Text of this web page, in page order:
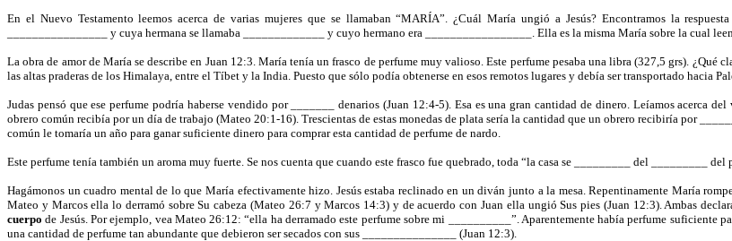
En el Nuevo Testamento leemos acerca de varias mujeres que se llamaban“MARÍA”. ¿Cuál María ungió a Jesús? Encontramos la
________________ y cuya hermana se llamaba _____________ y cuyo hermano era _________________. Ella es la misma María sobre la cual
La obra de amor de María se describe en Juan 12:3. María tenía un frasco de perfume muy valioso. Este perfume pesaba una libra (327,5 grs). ¿Qué
las altas praderas de los Himalaya, entre el Tíbet y la India. Puesto que sólo podía obtenerse en esos remotos lugares y debía ser transportado hacia
Judas pensó que ese perfume podría haberse vendido por _______ denarios (Juan 12:4-5). Esa es una gran cantidad de dinero. Leíamos acerca
obrero común recibía por un día de trabajo (Mateo 20:1-16). Trescientas de estas monedas de plata sería la cantidad que un obrero recibiría por
común le tomaría un año para ganar suficiente dinero para comprar esta cantidad de perfume de nardo.
Este perfume tenía también un aroma muy fuerte. Se nos cuenta que cuando este frasco fue quebrado, toda “la casa se _________ del _________ del
Hagámonos un cuadro mental de lo que María efectivamente hizo. Jesús estaba reclinado en un diván junto a la mesa. Repentinamente María
Mateo y Marcos ella lo derramó sobre Su cabeza (Mateo 26:7 y Marcos 14:3) y de acuerdo con Juan ella ungió Sus pies (Juan 12:3). Ambas
cuerpo de Jesús. Por ejemplo, vea Mateo 26:12: “ella ha derramado este perfume sobre mi __________”. Aparentemente había perfume
una cantidad de perfume tan abundante que debieron ser secados con sus _______________ (Juan 12:3).